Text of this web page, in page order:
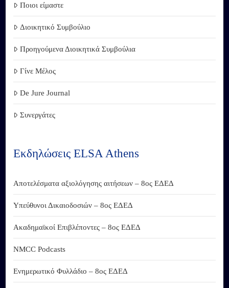
Ποιοι είμαστε
Διοικητικό Συμβούλιο
Προηγούμενα Διοικητικά Συμβούλια
Γίνε Μέλος
De Jure Journal
Συνεργάτες
Εκδηλώσεις ELSA Athens
Αποτελέσματα αξιολόγησης αιτήσεων – 8ος ΕΔΕΔ
Υπεύθυνοι Δικαιοδοσιών – 8ος ΕΔΕΔ
Ακαδημαϊκοί Επιβλέποντες – 8ος ΕΔΕΔ
NMCC Podcasts
Ενημερωτικό Φυλλάδιο – 8ος ΕΔΕΔ